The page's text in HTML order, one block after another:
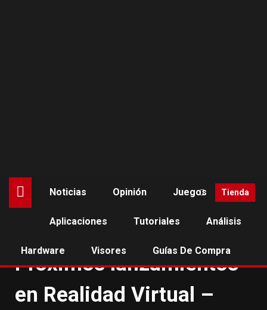
Noticias Opinión Juegos
Aplicaciones Tutoriales Análisis
Hardware Visores Guías De Compra
Tienda
Próximos lanzamientos
en Realidad Virtual –